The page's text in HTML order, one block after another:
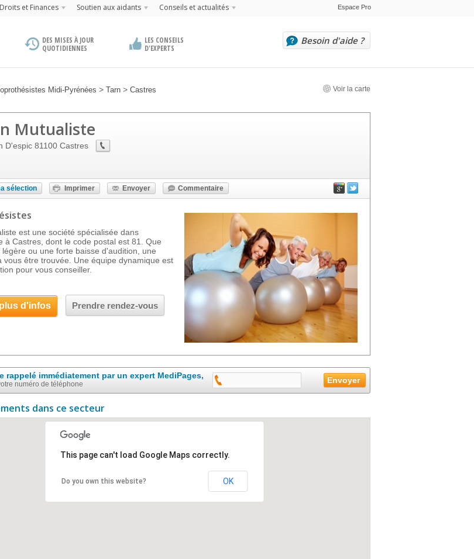
Droits et Finances Soutien aux aidants Conseils et actualités Espace Pro
DES MISES À JOUR
QUOTIDIENNES
LES CONSEILS
D'EXPERTS
Besoin d'aide ?
Midi-Pyrénées > Tarn > Castres Voir la carte
Mutualiste
D'espic 81100 Castres
sélection Imprimer Envoyer Commentaire
est une société spécialisée dans
à Castres, dont le code postal est 81. Que
ou une forte baisse d'audition, une
vous être trouvée. Une équipe dynamique est
pour vous conseiller.
d'infos Prendre rendez-vous
rappelé immédiatement par un expert MediPages,
numéro de téléphone
dans ce secteur
This page can't load Google Maps correctly.
Do you own this website? OK